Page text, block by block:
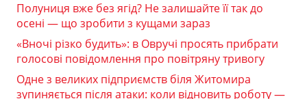
Полуниця вже без ягід? Не залишайте її так до
осені — що зробити з кущами зараз
«Вночі різко будить»: в Овручі просять прибрати
голосові повідомлення про повітряну тривогу
Одне з великих підприємств біля Житомира
зупиняється після атаки: коли відновить роботу —